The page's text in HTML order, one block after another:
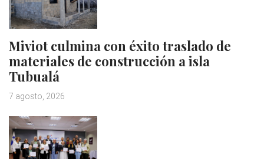
Miviot culmina con éxito traslado de
materiales de construcción a isla
Tubualá
7 agosto, 2026